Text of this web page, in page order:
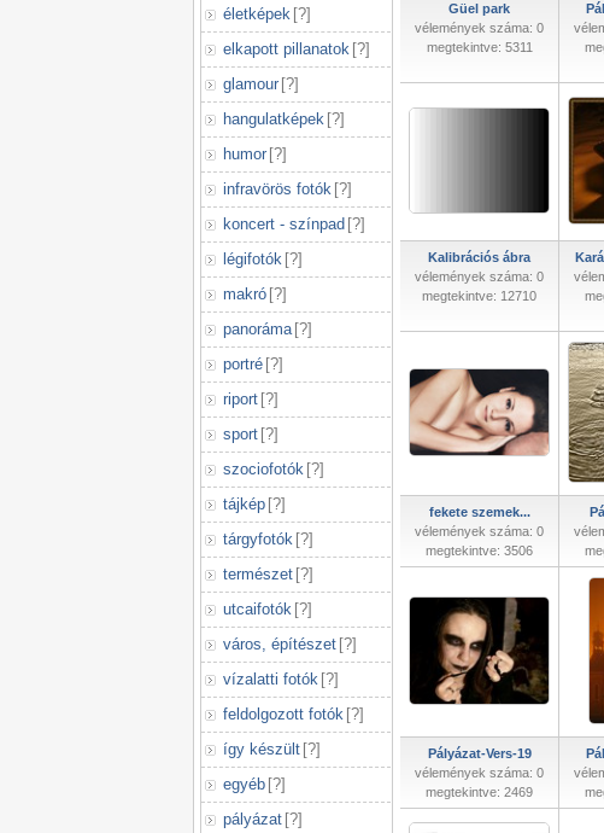
életképek [?]
elkapott pillanatok [?]
glamour [?]
hangulatképek [?]
humor [?]
infravörös fotók [?]
koncert - színpad [?]
légifotók [?]
makró [?]
panoráma [?]
portré [?]
riport [?]
sport [?]
szociofotók [?]
tájkép [?]
tárgyfotók [?]
természet [?]
utcaifotók [?]
város, építészet [?]
vízalatti fotók [?]
feldolgozott fotók [?]
így készült [?]
egyéb [?]
pályázat [?]
Güel park
vélemények száma: 0
megtekintve: 5311
Kalibrációs ábra
vélemények száma: 0
megtekintve: 12710
fekete szemek...
vélemények száma: 0
megtekintve: 3506
Pályázat-Vers-19
vélemények száma: 0
megtekintve: 2469